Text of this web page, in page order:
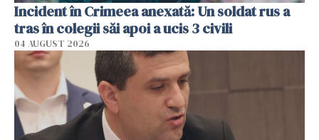
Incident în Crimeea anexată: Un soldat rus a
tras în colegii săi apoi a ucis 3 civili
04 AUGUST 2026